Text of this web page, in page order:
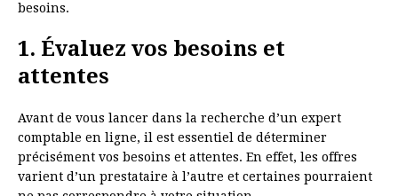
besoins.
1. Évaluez vos besoins et
attentes
Avant de vous lancer dans la recherche d’un expert
comptable en ligne, il est essentiel de déterminer
précisément vos besoins et attentes. En effet, les offres
varient d’un prestataire à l’autre et certaines pourraient